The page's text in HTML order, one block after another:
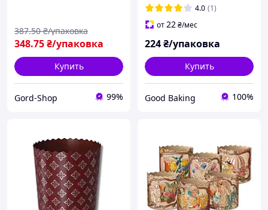
348.75₴/упаковка
387.50 ₴/упаковка
Купить
Gord-Shop 99%
белый пергамент / 50 шт/
уп
4.0 (1)
от22₴/мес
224₴/упаковка
Купить
Good Baking 100%